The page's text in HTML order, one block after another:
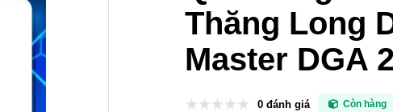
Thăng Long
Master DGA
0 đánh giá Còn hàng